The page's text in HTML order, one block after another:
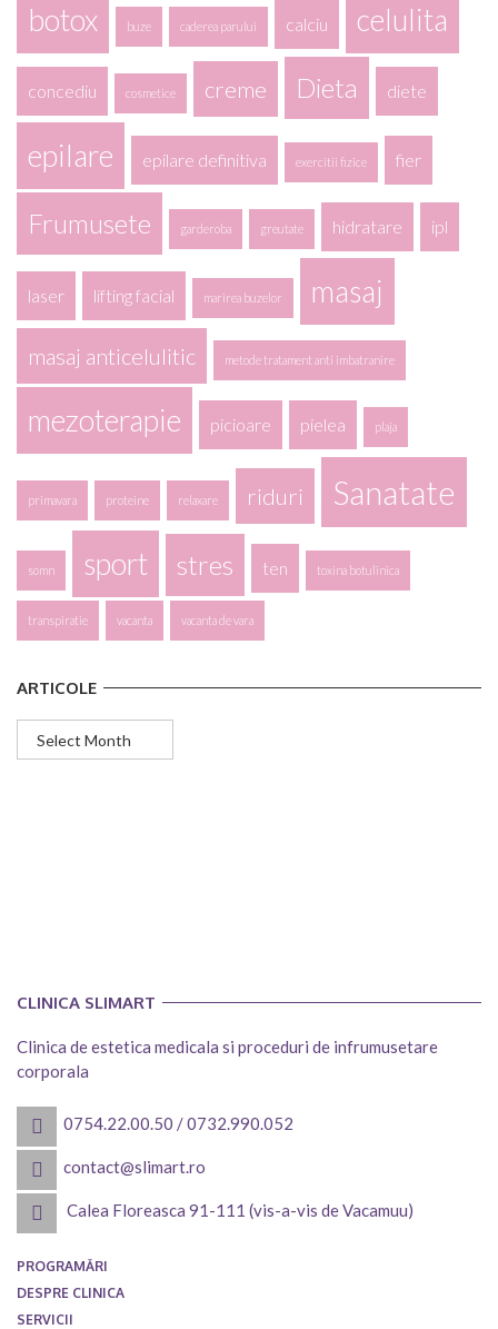
botox buze caderea parului calciu celulita
concediu cosmetice creme Dieta diete
epilare epilare definitiva exercitii fizice fier
Frumusete garderoba greutate hidratare ipl
laser lifting facial marirea buzelor masaj
masaj anticelulitic metode tratament anti imbatranire
mezoterapie picioare pielea plaja
primavara proteine relaxare riduri Sanatate
somn sport stres ten toxina botulinica
transpiratie vacanta vacanta de vara
ARTICOLE
CLINICA SLIMART
Clinica de estetica medicala si proceduri de infrumusetare
corporala
0754.22.00.50 /0732.990.052
contact@slimart.ro
Calea Floreasca 91-111 (vis-a-vis de Vacamuu)
PROGRAMĂRI
DESPRE CLINICA
SERVICII